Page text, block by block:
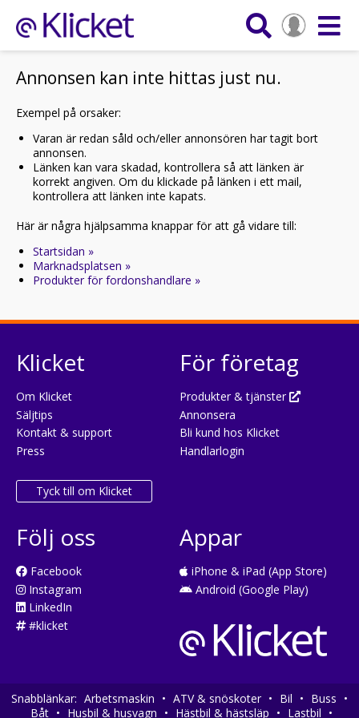
Annonsen kan inte hittas just nu.
Exempel på orsaker:
Varan är redan såld och/eller annonsören har tagit bort
annonsen.
Länken kan vara skadad, kontrollera så att länken är
korrekt angiven. Om du klickade på länken i ett mail,
kontrollera att länken inte kapats.
Här är några hjälpsamma knappar för att gå vidare till:
Startsidan »
Marknadsplatsen »
Produkter för fordonshandlare »
Klicket
Om Klicket
Säljtips
Kontakt & support
Press
Tyck till om Klicket
För företag
Produkter & tjänster
Annonsera
Bli kund hos Klicket
Handlarlogin
Följ oss
Facebook
Instagram
LinkedIn
#klicket
Appar
iPhone & iPad (App Store)
Android (Google Play)
Snabblänkar: Arbetsmaskin • ATV & snöskoter • Bil • Buss •
Båt • Husbil & husvagn • Hästbil & hästsläp • Lastbil •